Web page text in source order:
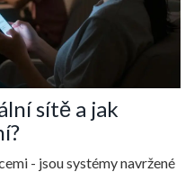
sítě a jak
- jsou systémy navržené